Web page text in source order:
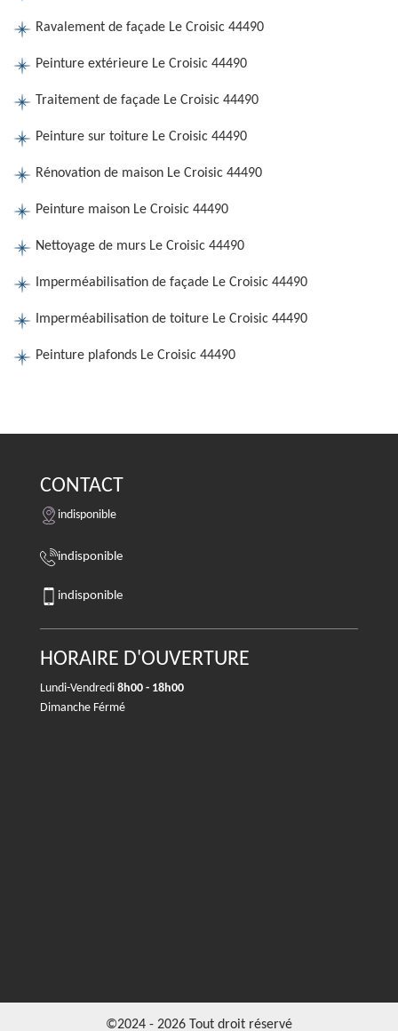
Ravalement de façade Le Croisic 44490
Peinture extérieure Le Croisic 44490
Traitement de façade Le Croisic 44490
Peinture sur toiture Le Croisic 44490
Rénovation de maison Le Croisic 44490
Peinture maison Le Croisic 44490
Nettoyage de murs Le Croisic 44490
Imperméabilisation de façade Le Croisic 44490
Imperméabilisation de toiture Le Croisic 44490
Peinture plafonds Le Croisic 44490
CONTACT
indisponible
indisponible
indisponible
HORAIRE D'OUVERTURE
Lundi-Vendredi 8h00 - 18h00
Dimanche Férmé
©2024 - 2026 Tout droit réservé